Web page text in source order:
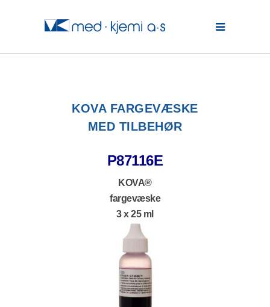
KOVA FARGEVÆSKE
MED TILBEHØR
P87116E
KOVA®
fargevæske
3 x 25 ml